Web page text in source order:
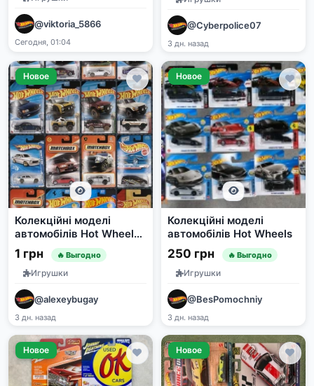
@viktoria_5866
Сегодня, 01:04
@Cyberpolice07
3 дн. назад
Новое
Колекційні моделі
автомобілів Hot Wheels |
MATCHBOX
1 грн 🔥 Выгодно
Игрушки
@alexeybugay
3 дн. назад
Новое
Колекційні моделі
автомобілів Hot Wheels
250 грн 🔥 Выгодно
Игрушки
@BesPomochniy
3 дн. назад
Новое Новое